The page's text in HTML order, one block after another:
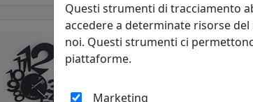
Questi strumenti di tracciamento
accedere a determinate risorse
noi. Questi strumenti ci
piattaforme.
Marketing